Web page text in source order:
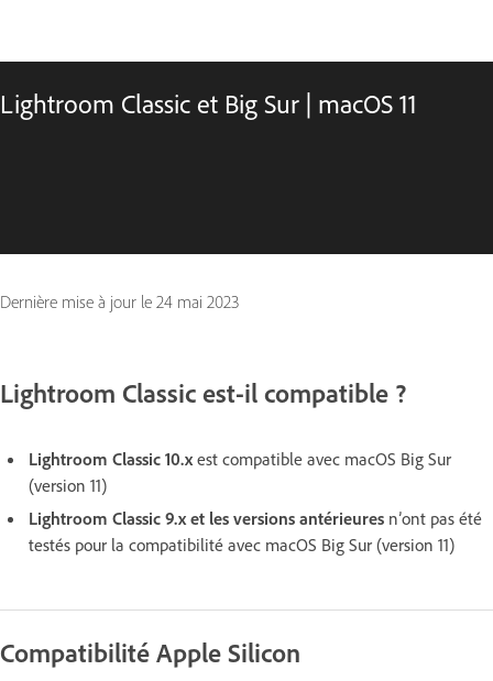
Lightroom Classic et Big Sur | macOS 11
Dernière mise à jour le 24 mai 2023
Lightroom Classic est-il compatible ?
Lightroom Classic 10.x est compatible avec macOS Big Sur
(version 11)
Lightroom Classic 9.x et les versions antérieures n’ont pas été
testés pour la compatibilité avec macOS Big Sur (version 11)
Compatibilité Apple Silicon